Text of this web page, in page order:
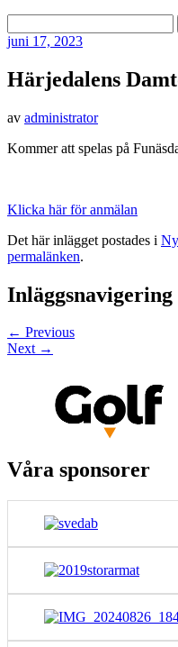
efter:
juni 17, 2023
Härjedalens
av administrator
Kommer att spelas på
Klicka här för anmälan
Det här inlägget postades i
permalänken.
Inläggsnavigering
← Previous
Next →
Våra sponsorer